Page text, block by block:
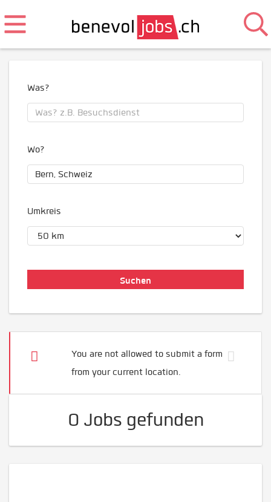
Was?
Wo?
Umkreis
You are not allowed to submit a form
from your current location.
0 Jobs gefunden